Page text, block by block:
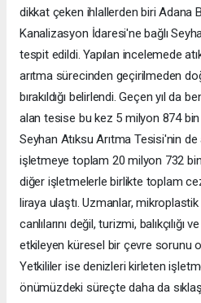
dikkat çeken ihlallerden biri Adana
Kanalizasyon İdaresi'ne bağlı
tespit edildi. Yapılan incelemede
arıtma sürecinden geçirilmeden
bırakıldığı belirlendi. Geçen yıl da
alan tesise bu kez 5 milyon 874
Seyhan Atıksu Arıtma Tesisi'nin
işletmeye toplam 20 milyon 732
diğer işletmelerle birlikte toplam
liraya ulaştı. Uzmanlar,
canlılarını değil, turizmi, balıkçılığı
etkileyen küresel bir çevre sorunu
Yetkililer ise denizleri kirleten
önümüzdeki süreçte daha da